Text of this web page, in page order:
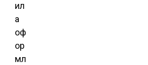
ил
а
оф
ор
мл